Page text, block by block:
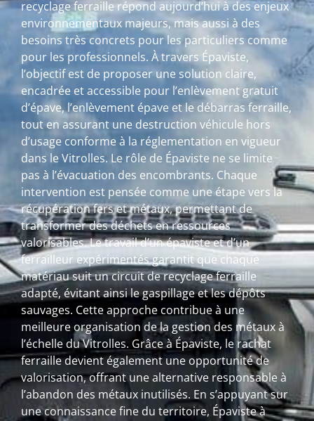
recyclage ferraille répond aujourd’hui à des enjeux
environnementaux majeurs, mais aussi à des
besoins très concrets pour les particuliers comme
pour les professionnels. À travers Épaviste,
l’objectif est de proposer une solution claire,
encadrée et accessible pour l’enlèvement gratuit
d’épave, l’enlèvement épave et le débarras ferraille,
tout en assurant une destruction véhicule hors
d’usage conforme à la réglementation en vigueur
dans le Vitrolles. Le rôle de Épaviste ne se limite
pas à l’évacuation des encombrants. Chaque
intervention est pensée comme une étape vers la
récupération fers et métaux, permettant de
transformer des déchets en ressources
valorisables. Le travail d’un épaviste et d’un
ferrailleur expérimentés garantit que chaque
matériau suit un circuit de recyclage ferraille
adapté, évitant ainsi le gaspillage et les dépôts
sauvages. Cette approche contribue à une
meilleure organisation de la gestion des métaux à
l’échelle du Vitrolles. Grâce à Épaviste, le rachat
ferraille devient également une opportunité de
valorisation, offrant une alternative responsable à
l’abandon des métaux inutilisés. En s’appuyant sur
une connaissance fine du territoire, Épaviste à